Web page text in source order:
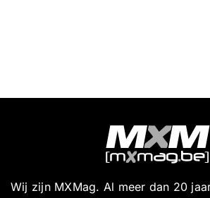
Wij zijn MXMag. Al meer dan 20